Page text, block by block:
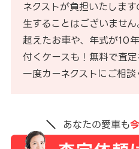
ネクストが負担いたしま
生することはございませ
超えたお車や、年式が10
付くケースも！無料で査定
一度カーネクストにご相談
あなたの愛車も